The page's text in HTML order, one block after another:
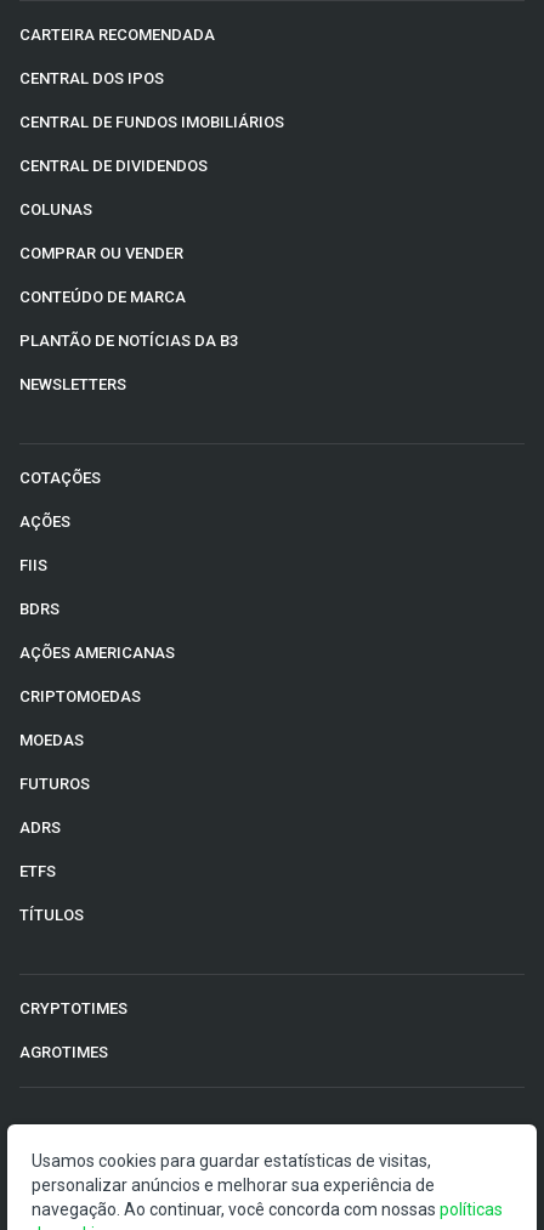
CARTEIRA RECOMENDADA
CENTRAL DOS IPOS
CENTRAL DE FUNDOS IMOBILIÁRIOS
CENTRAL DE DIVIDENDOS
COLUNAS
COMPRAR OU VENDER
CONTEÚDO DE MARCA
PLANTÃO DE NOTÍCIAS DA B3
NEWSLETTERS
COTAÇÕES
AÇÕES
FIIS
BDRS
AÇÕES AMERICANAS
CRIPTOMOEDAS
MOEDAS
FUTUROS
ADRS
ETFS
TÍTULOS
CRYPTOTIMES
AGROTIMES
O Money Times publica matérias de cunho jornalístico, que
visam a democratização da informação. Nossas
Usamos cookies para guardar estatísticas de visitas,
personalizar anúncios e melhorar sua experiência de
navegação. Ao continuar, você concorda com nossas políticas